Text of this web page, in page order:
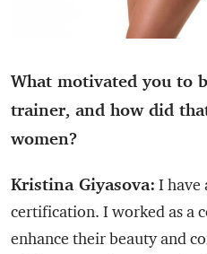
What motivated you to
trainer, and how did
women?
Kristina Giyasova: I have
certification. I worked as a
enhance their beauty and